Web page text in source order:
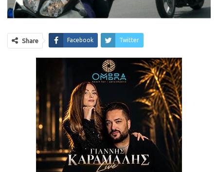
Share Facebook Twitter